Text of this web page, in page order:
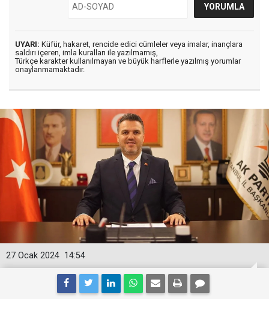
UYARI: Küfür, hakaret, rencide edici cümleler veya imalar, inançlara
saldırı içeren, imla kuralları ile yazılmamış,
Türkçe karakter kullanılmayan ve büyük harflerle yazılmış yorumlar
onaylanmamaktadır.
14:54
27 Ocak 2024